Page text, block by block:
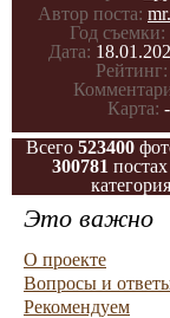
Автор поста:
Год съемки:
Дата:
Рейтинг:
Карта: -
Всего 523400
300781
Это важно
О проекте
Вопросы и
Рекомендуем